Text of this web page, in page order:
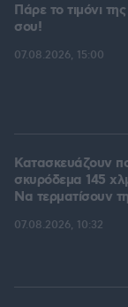
Πάρε το τιμόνι
σου!
07.08.2026, 15:00
Κατασκευάζουν
σκυρόδεμα 145
Να τερματίσουν
07.08.2026, 10:32